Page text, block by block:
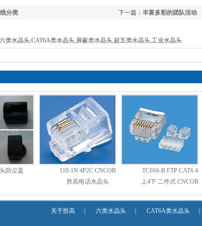
下一篇： 丰富多彩的团队活动
分类
六类水晶头,CAT6A类水晶头,屏蔽类水晶头,超五类水晶头,工业水晶头
防尘盖
110-1N 4P2C CNCOB
胜高电话水晶头
TC6S6-B FTP CAT6 4
上4下 二件式 CNCOB
关于胜高 | 六类水晶头 | CAT6A类水晶头 |